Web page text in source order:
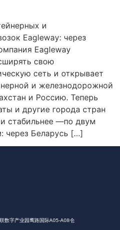
и
Eagleway: через
Eagleway
свою
сеть и открывает
и железнодорожной
и Россию. Теперь
и другие города стран
стабильнее —по двум
через Беларусь […]
数字产业园鹰路国际A05-A08仓